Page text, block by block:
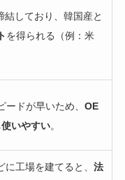
しており、韓国産と
を得られる（例：米
ドが早いため、 OE
いやすい。
工場を建てると、 法